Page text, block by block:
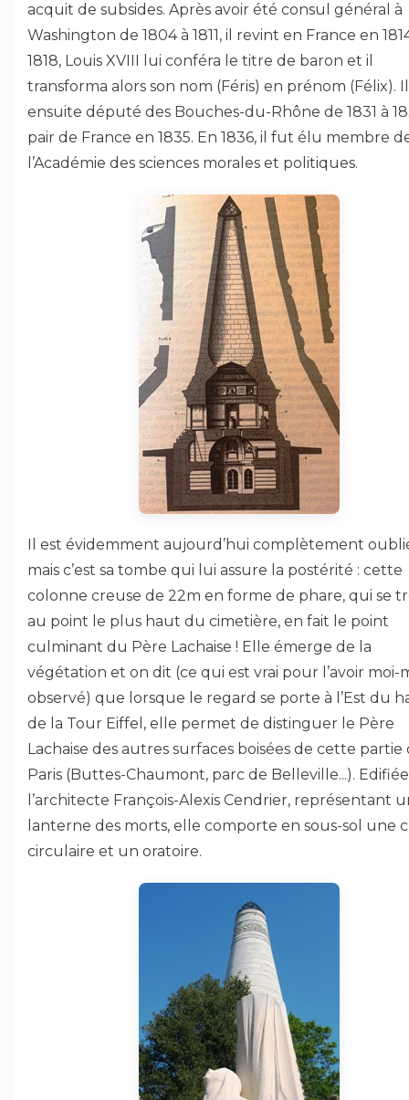
acquit de subsides. Après avoir été consul général à
Washington de 1804 à 1811, il revint en France en
1818, Louis XVIII lui conféra le titre de baron et il
transforma alors son nom (Féris) en prénom (Félix).
ensuite député des Bouches-du-Rhône de 1831 à
pair de France en 1835. En 1836, il fut élu membre
l’Académie des sciences morales et politiques.
Il est évidemment aujourd’hui complètement
mais c’est sa tombe qui lui assure la postérité : cette
colonne creuse de 22m en forme de phare, qui se
au point le plus haut du cimetière, en fait le point
culminant du Père Lachaise ! Elle émerge de la
végétation et on dit (ce qui est vrai pour l’avoir moi-
observé) que lorsque le regard se porte à l’Est du
de la Tour Eiffel, elle permet de distinguer le Père
Lachaise des autres surfaces boisées de cette partie
Paris (Buttes-Chaumont, parc de Belleville...).
l’architecte François-Alexis Cendrier, représentant
lanterne des morts, elle comporte en sous-sol une
circulaire et un oratoire.